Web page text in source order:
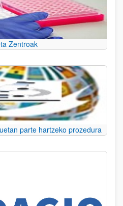
Zentroak
parte hartzeko prozedura